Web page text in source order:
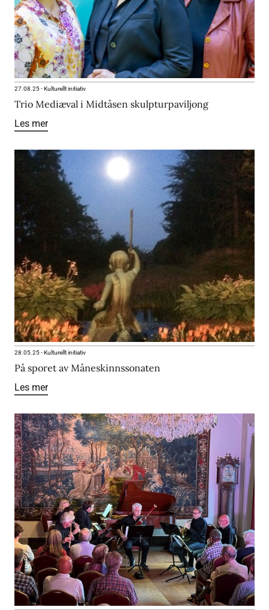
27.08.25-Kulturellt initiativ
Trio Mediæval i Midtåsen skulpturpaviljong
Les mer
28.05.25-Kulturellt initiativ
På sporet av Måneskinnssonaten
Les mer